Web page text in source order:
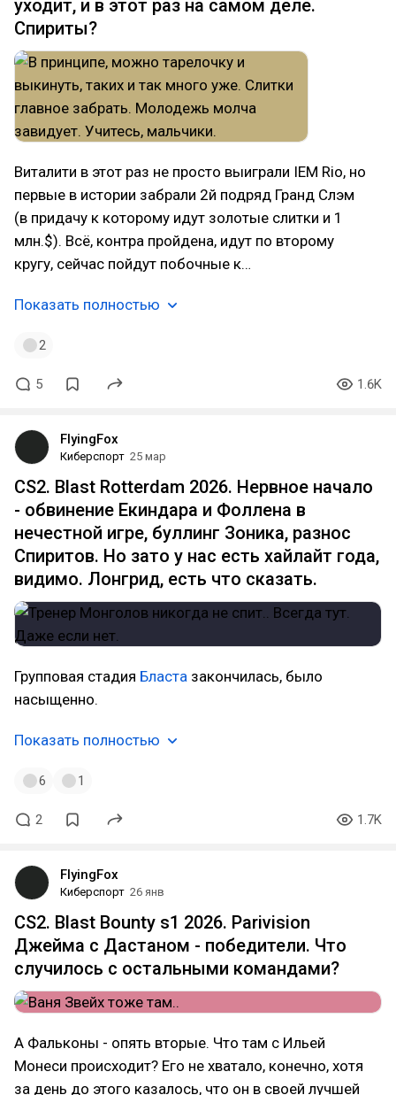
уходит, и в этот раз на самом деле.
Спириты?
Виталити в этот раз не просто выиграли IEM Rio, но
первые в истории забрали 2й подряд Гранд Слэм
(в придачу к которому идут золотые слитки и 1
млн.$). Всё, контра пройдена, идут по второму
кругу, сейчас пойдут побочные к…
Показать полностью
2
5 1.6K
FlyingFox
Киберспорт 25 мар
CS2. Blast Rotterdam 2026. Нервное начало
- обвинение Екиндара и Фоллена в
нечестной игре, буллинг Зоника, разнос
Спиритов. Но зато у нас есть хайлайт года,
видимо. Лонгрид, есть что сказать.
Групповая стадия Бласта закончилась, было
насыщенно.
Показать полностью
6 1
2 1.7K
FlyingFox
Киберспорт 26 янв
CS2. Blast Bounty s1 2026. Parivision
Джейма с Дастаном - победители. Что
случилось с остальными командами?
А Фальконы - опять вторые. Что там с Ильей
Монеси происходит? Его не хватало, конечно, хотя
за день до этого казалось, что он в своей лучшей